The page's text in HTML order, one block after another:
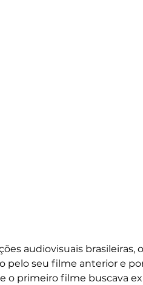
audiovisuais brasileiras,
pelo seu filme anterior e
o primeiro filme buscava